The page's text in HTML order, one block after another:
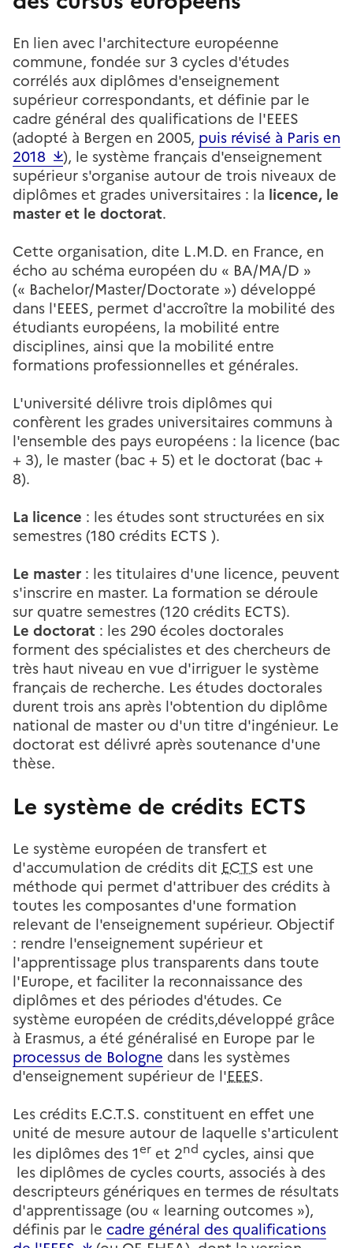
En lien avec l'architecture européenne
commune, fondée sur 3 cycles d'études
corrélés aux diplômes d'enseignement
supérieur correspondants, et définie par le
cadre général des qualifications de l'EEES
(adopté à Bergen en 2005, puis révisé à Paris en
2018
), le système français d'enseignement
supérieur s'organise autour de trois niveaux de
diplômes et grades universitaires : la licence, le
master et le doctorat.
Cette organisation, dite L.M.D. en France, en
écho au schéma européen du « BA/MA/D »
(« Bachelor/Master/Doctorate ») développé
dans l'EEES, permet d'accroître la mobilité des
étudiants européens, la mobilité entre
disciplines, ainsi que la mobilité entre
formations professionnelles et générales.
L'université délivre trois diplômes qui
confèrent les grades universitaires communs à
l'ensemble des pays européens : la licence (bac
+ 3), le master (bac + 5) et le doctorat (bac +
8).
La licence : les études sont structurées en six
semestres (180 crédits ECTS ).
Le master : les titulaires d'une licence, peuvent
s'inscrire en master. La formation se déroule
sur quatre semestres (120 crédits ECTS).
Le doctorat : les 290 écoles doctorales
forment des spécialistes et des chercheurs de
très haut niveau en vue d'irriguer le système
français de recherche. Les études doctorales
durent trois ans après l'obtention du diplôme
national de master ou d'un titre d'ingénieur. Le
doctorat est délivré après soutenance d'une
thèse.
Le système de crédits ECTS
Le système européen de transfert et
d'accumulation de crédits dit ECTS est une
méthode qui permet d'attribuer des crédits à
toutes les composantes d'une formation
relevant de l'enseignement supérieur. Objectif
: rendre l'enseignement supérieur et
l'apprentissage plus transparents dans toute
l'Europe, et faciliter la reconnaissance des
diplômes et des périodes d'études. Ce
système européen de crédits,développé grâce
à Erasmus, a été généralisé en Europe par le
processus de Bologne dans les systèmes
d'enseignement supérieur de l'EEES.
Les crédits E.C.T.S. constituent en effet une
unité de mesure autour de laquelle s'articulent
les diplômes des 1er et 2nd cycles, ainsi que
les diplômes de cycles courts, associés à des
descripteurs génériques en termes de résultats
d'apprentissage (ou « learning outcomes »),
définis par le cadre général des qualifications